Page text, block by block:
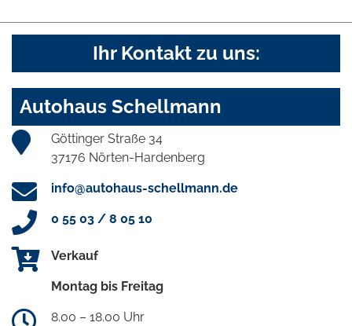
Ihr Kontakt zu uns:
Autohaus Schellmann
Göttinger Straße 34
37176 Nörten-Hardenberg
info@autohaus-schellmann.de
0 55 03 / 8 05 10
Verkauf
Montag bis Freitag
8.00 – 18.00 Uhr